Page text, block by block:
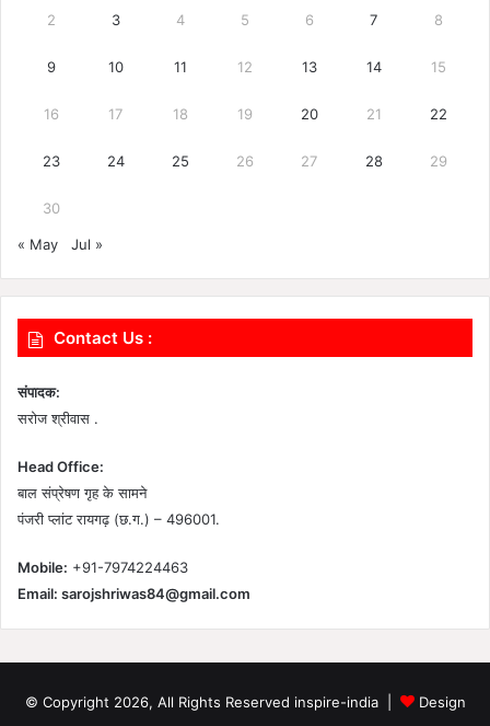
2 3 4 5 6 7 8
9 10 11 12 13 14 15
16 17 18 19 20 21 22
23 24 25 26 27 28 29
30
« May Jul »
Contact Us :
संपादक:
सरोज श्रीवास .
Head Office:
बाल संप्रेषण गृह के सामने
पंजरी प्लांट रायगढ़ (छ.ग.) – 496001.
Mobile: +91-7974224463
Email: sarojshriwas84@gmail.com
© Copyright 2026, All Rights Reserved inspire-india | Design